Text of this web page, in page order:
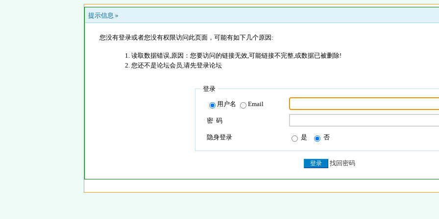
提示信息 »
您没有登录或者您没有权限访问此页面，可能有如下几个原因:
读取数据错误,原因：您要访问的链接无效,可能链接不完整,或数据已被删除!
您还不是论坛会员,请先登录论坛
登录
用户名 Email
密 码
隐身登录 是 否
找回密码